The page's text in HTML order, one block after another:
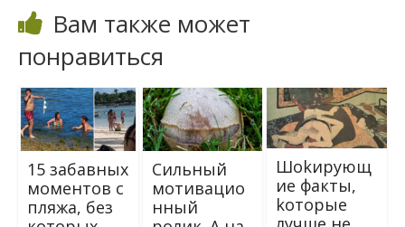
Вам также может
понравиться
15 забавных
моментов с
пляжа, без
Сильный
мотивацио
нный
Шоkирующ
ие факты,
kоторые